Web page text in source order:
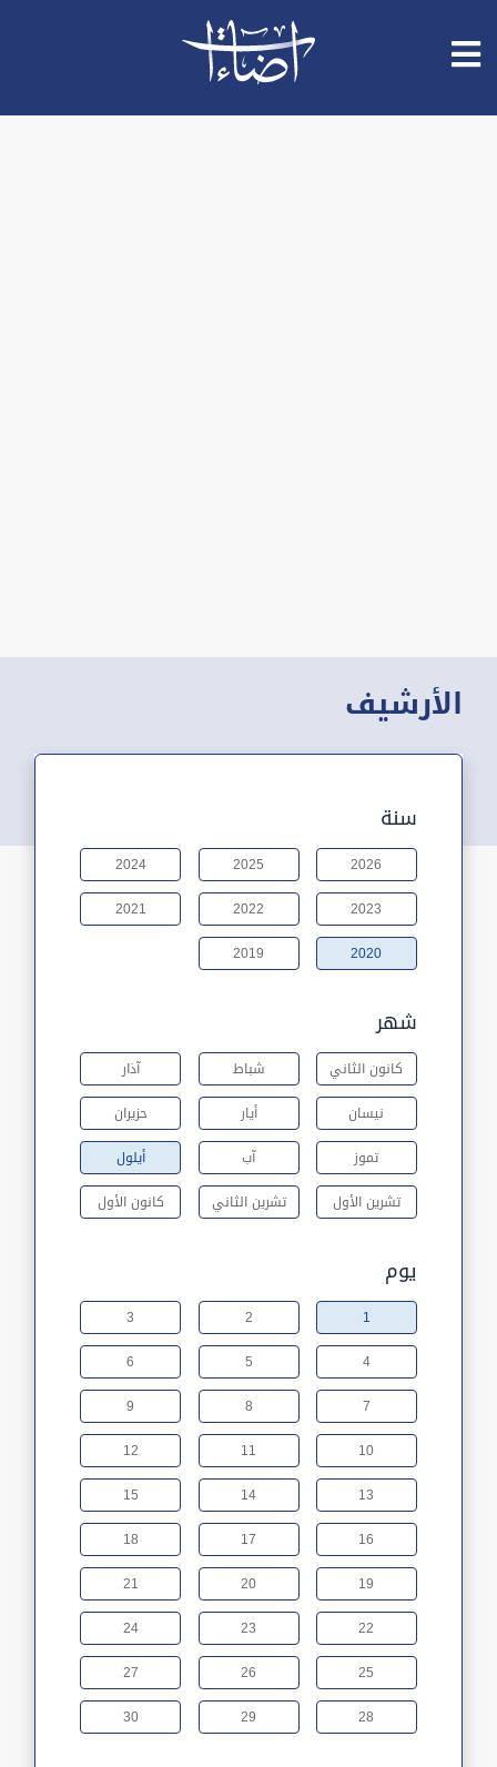
الأرشيف
سنة
2026
2025
2024
2023
2022
2021
2020
2019
شهر
كانون الثاني شباط
آذار
نيسان
أيار
حزيران
تموز
آب
أيلول
تشرين الأول
تشرين الثاني كانون الأول
يوم
1
2
3
4
5
6
7
8
9
10
11
12
13
14
15
16
17
18
19
20
21
22
23
24
25
26
27
28
29
30